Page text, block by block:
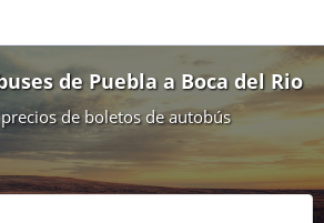
de Puebla a Boca del Rio
de boletos de autobús